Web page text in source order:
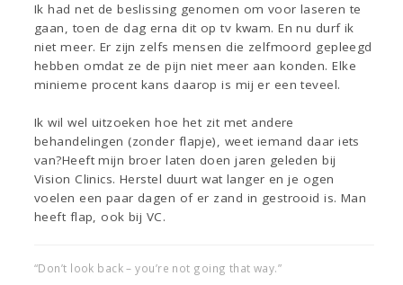
Ik had net de beslissing genomen om voor laseren te
gaan, toen de dag erna dit op tv kwam. En nu durf ik
niet meer. Er zijn zelfs mensen die zelfmoord gepleegd
hebben omdat ze de pijn niet meer aan konden. Elke
minieme procent kans daarop is mij er een teveel.
Ik wil wel uitzoeken hoe het zit met andere
behandelingen (zonder flapje), weet iemand daar iets
van?Heeft mijn broer laten doen jaren geleden bij
Vision Clinics. Herstel duurt wat langer en je ogen
voelen een paar dagen of er zand in gestrooid is. Man
heeft flap, ook bij VC.
“Don’t look back – you’re not going that way.”